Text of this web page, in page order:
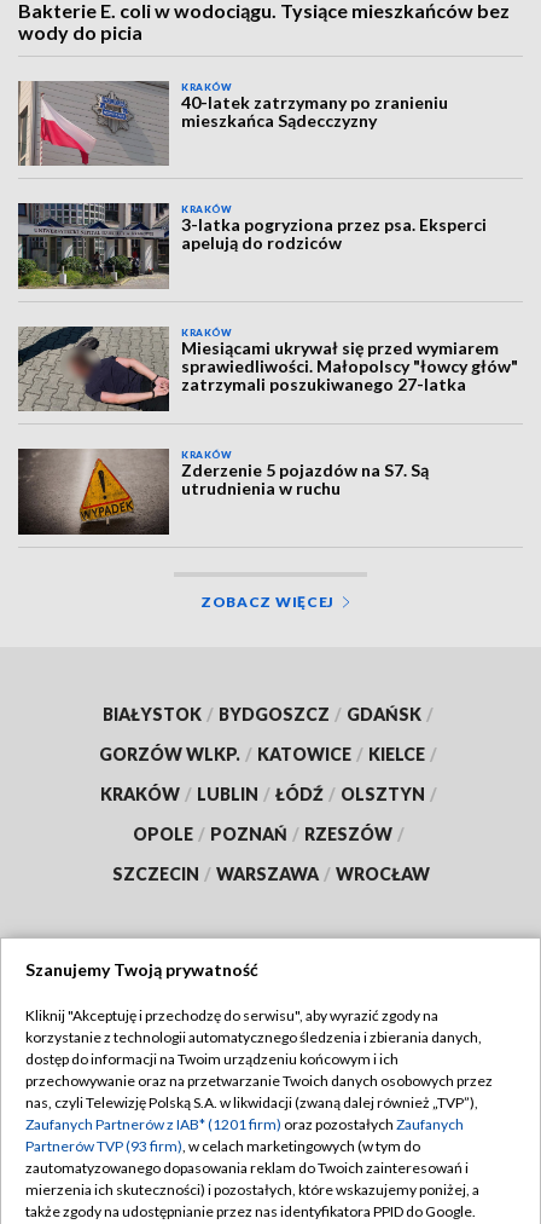
Bakterie E. coli w wodociągu. Tysiące mieszkańców bez
wody do picia
KRAKÓW
40-latek zatrzymany po zranieniu
mieszkańca Sądecczyzny
KRAKÓW
3-latka pogryziona przez psa. Eksperci
apelują do rodziców
KRAKÓW
Miesiącami ukrywał się przed wymiarem
sprawiedliwości. Małopolscy "łowcy głów"
zatrzymali poszukiwanego 27-latka
KRAKÓW
Zderzenie 5 pojazdów na S7. Są
utrudnienia w ruchu
ZOBACZ WIĘCEJ
BIAŁYSTOK / BYDGOSZCZ / GDAŃSK /
GORZÓW WLKP. / KATOWICE / KIELCE /
KRAKÓW / LUBLIN / ŁÓDŹ / OLSZTYN /
OPOLE / POZNAŃ / RZESZÓW /
SZCZECIN / WARSZAWA / WROCŁAW
TVP
Abonament TVP
Emisja w TVP
Centrum informacji TVP
Naziemna Telewizja Cyfrowa
Regulamin TVP
Polityka prywatności
Moje zgody
Pomoc
Szanujemy Twoją prywatność
Kliknij "Akceptuję i przechodzę do serwisu", aby wyrazić zgody na
korzystanie z technologii automatycznego śledzenia i zbierania danych,
dostęp do informacji na Twoim urządzeniu końcowym i ich
przechowywanie oraz na przetwarzanie Twoich danych osobowych przez
nas, czyli Telewizję Polską S.A. w likwidacji (zwaną dalej również „TVP”),
Zaufanych Partnerów z IAB* (1201 firm) oraz pozostałych Zaufanych
Partnerów TVP (93 firm), w celach marketingowych (w tym do
zautomatyzowanego dopasowania reklam do Twoich zainteresowań i
mierzenia ich skuteczności) i pozostałych, które wskazujemy poniżej, a
także zgody na udostępnianie przez nas identyfikatora PPID do Google.